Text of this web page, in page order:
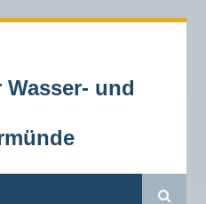
und
Suche